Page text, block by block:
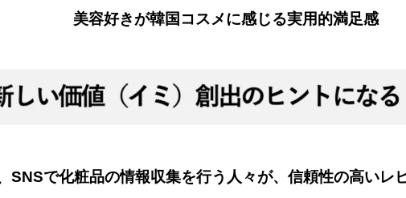
美容好きが韓国コスメに感じる実用的満足感
SNSで化粧品の情報収集を行う人々が、信頼性の高いレ